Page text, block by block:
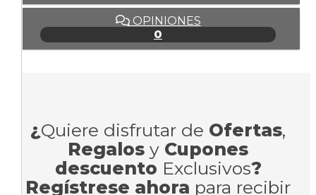
OPINIONES
0
¿Quiere disfrutar de Ofertas,
Regalos y Cupones
descuento Exclusivos?
Regístrese ahora para recibir